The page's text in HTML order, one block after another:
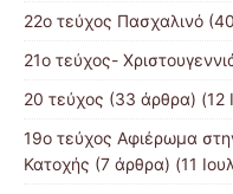
22ο τεύχος Πασχαλινό
21ο τεύχος-
20 τεύχος (33 άρθρα) (12
19o τεύχος Αφιέρωμα
Κατοχής (7 άρθρα) (11